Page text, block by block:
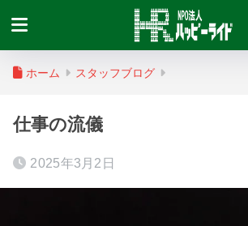
ホーム スタッフブログ
仕事の流儀
2025年3月2日